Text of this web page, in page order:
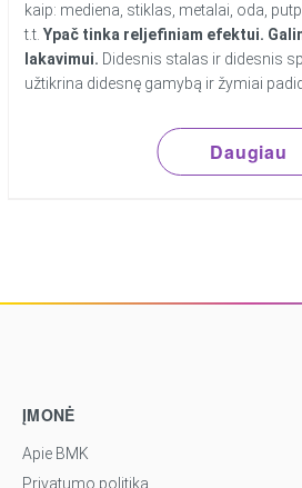
kaip: mediena, stiklas, metalai, oda,
t.t.Ypač tinka reljefiniam efektui.
lakavimui. Didesnis stalas ir didesnis
užtikrina didesnę gamybą ir žymiai
Daugiau
ĮMONĖ
Apie BMK
Privatumo politika